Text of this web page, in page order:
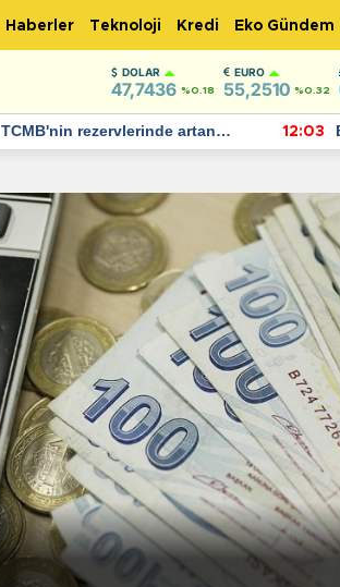
Haberler Teknoloji Kredi Eko Gündem
DOLAR
47,7436 %0.18
EURO
55,2510 %0.32
TCMB'nin rezervlerinde artan
momentum devam ediyor
12:03